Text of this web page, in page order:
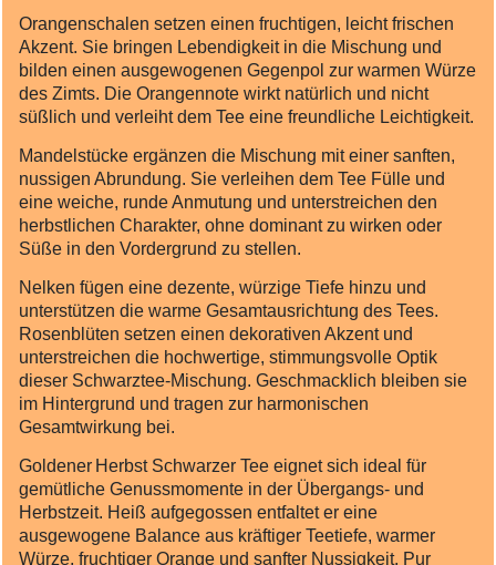
Orangenschalen setzen einen fruchtigen, leicht frischen
Akzent. Sie bringen Lebendigkeit in die Mischung und
bilden einen ausgewogenen Gegenpol zur warmen Würze
des Zimts. Die Orangennote wirkt natürlich und nicht
süßlich und verleiht dem Tee eine freundliche Leichtigkeit.
Mandelstücke ergänzen die Mischung mit einer sanften,
nussigen Abrundung. Sie verleihen dem Tee Fülle und
eine weiche, runde Anmutung und unterstreichen den
herbstlichen Charakter, ohne dominant zu wirken oder
Süße in den Vordergrund zu stellen.
Nelken fügen eine dezente, würzige Tiefe hinzu und
unterstützen die warme Gesamtausrichtung des Tees.
Rosenblüten setzen einen dekorativen Akzent und
unterstreichen die hochwertige, stimmungsvolle Optik
dieser Schwarztee‑Mischung. Geschmacklich bleiben sie
im Hintergrund und tragen zur harmonischen
Gesamtwirkung bei.
Goldener Herbst Schwarzer Tee eignet sich ideal für
gemütliche Genussmomente in der Übergangs‑ und
Herbstzeit. Heiß aufgegossen entfaltet er eine
ausgewogene Balance aus kräftiger Teetiefe, warmer
Würze, fruchtiger Orange und sanfter Nussigkeit. Pur